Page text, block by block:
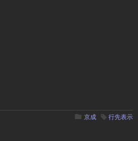
京成 行先表示